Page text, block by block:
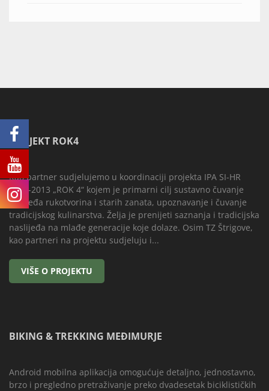
PROJEKT ROK4
Kao partner sudjelujemo u koordinaciji projekta IPA SI-HR
2007-2013 „ROK 4“ kojem je primarni cilj sustavno čuvanje
nasljeđa rukotvorina i starih zanata, upoznavanje i čuvanje
tradicijskog kulinarstva. Želja je prenijeti saznanja i tradicijska
naslijeđa na mlađe generacije koje dolaze. Osim TZ Štrigove,
kao partneri na projektu sudjeluju i...
BIKING & TREKKING MEĐIMURJE
Android mobilna aplikacija omogućuje detaljno, jednostavno,
brzo i pregledno pretraživanje preko dvadesetak biciklističkih